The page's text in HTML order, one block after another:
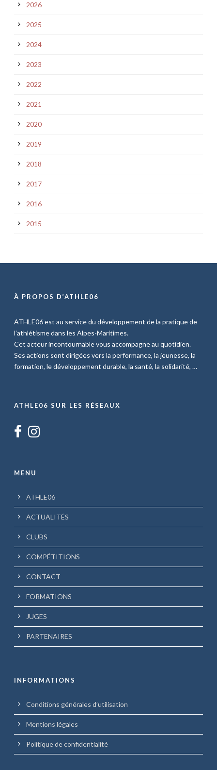
2026
2025
2024
2023
2022
2021
2020
2019
2018
2017
2016
2015
À PROPOS D’ATHLE06
ATHLE06 est au service du développement de la pratique de
l’athlétisme dans les Alpes-Maritimes.
Cet acteur incontournable vous accompagne au quotidien.
Ses actions sont dirigées vers la performance, la jeunesse, la
formation, le développement durable, la santé, la solidarité, …
ATHLE06 SUR LES RÉSEAUX
MENU
ATHLE06
ACTUALITÉS
CLUBS
COMPÉTITIONS
CONTACT
FORMATIONS
JUGES
PARTENAIRES
INFORMATIONS
Conditions générales d’utilisation
Mentions légales
Politique de confidentialité